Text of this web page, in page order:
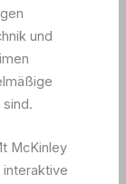
und
McKinley
interaktive